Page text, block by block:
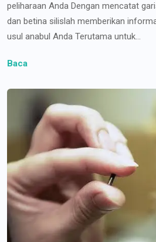
peliharaan Anda Dengan mencatat
dan betina silislah memberikan
usul anabul Anda Terutama untuk...
Baca